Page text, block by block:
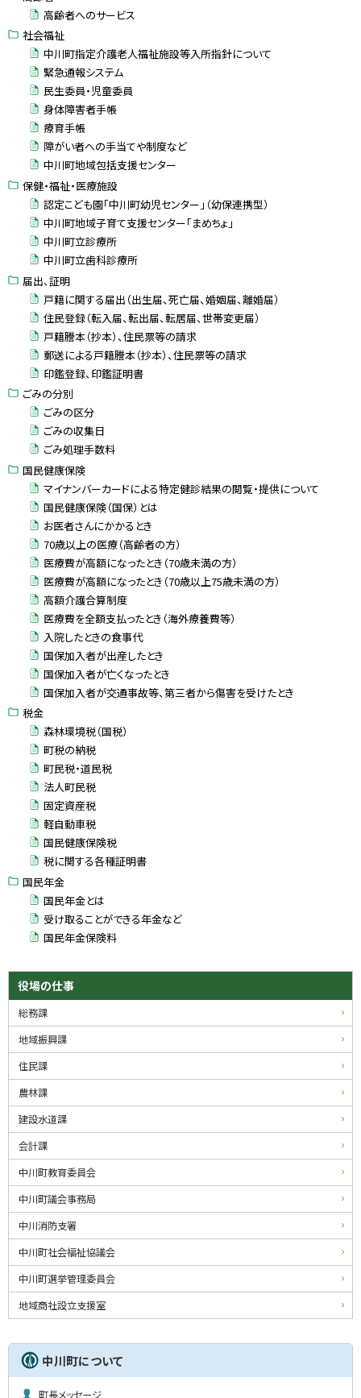
高齢者へのサービス
社会福祉
中川町指定介護老人福祉施設等入所指針について
緊急通報システム
民生委員・児童委員
身体障害者手帳
療育手帳
障がい者への手当てや制度など
中川町地域包括支援センター
保健・福祉・医療施設
認定こども園「中川町幼児センター」（幼保連携型）
中川町地域子育て支援センター「まめちょ」
中川町立診療所
中川町立歯科診療所
届出、証明
戸籍に関する届出（出生届、死亡届、婚姻届、離婚届）
住民登録（転入届、転出届、転居届、世帯変更届）
戸籍謄本（抄本）、住民票等の請求
郵送による戸籍謄本（抄本）、住民票等の請求
印鑑登録、印鑑証明書
ごみの分別
ごみの区分
ごみの収集日
ごみ処理手数料
国民健康保険
マイナンバーカードによる特定健診結果の閲覧・提供について
国民健康保険（国保）とは
お医者さんにかかるとき
70歳以上の医療（高齢者の方）
医療費が高額になったとき（70歳未満の方）
医療費が高額になったとき（70歳以上75歳未満の方）
高額介護合算制度
医療費を全額支払ったとき（海外療養費等）
入院したときの食事代
国保加入者が出産したとき
国保加入者が亡くなったとき
国保加入者が交通事故等、第三者から傷害を受けたとき
税金
森林環境税（国税）
町税の納税
町民税・道民税
法人町民税
固定資産税
軽自動車税
国民健康保険税
税に関する各種証明書
国民年金
国民年金とは
受け取ることができる年金など
国民年金保険料
ッ
戻
サ
イ
ド
メ
ニ
ュ
ー
役場の仕事
総務課
地域振興課
住民課
農林課
建設水道課
会計課
中川町教育委員会
中川町議会事務局
中川消防支署
中川町社会福祉協議会
中川町選挙管理委員会
地域商社設立支援室
中川町について
町長メッセージ